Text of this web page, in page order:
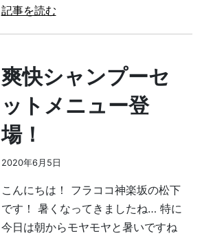
記事を読む
爽快シャンプーセ
ットメニュー登
場！
2020年6月5日
こんにちは！ フラココ神楽坂の松下
です！ 暑くなってきましたね… 特に
今日は朝からモヤモヤと暑いですね